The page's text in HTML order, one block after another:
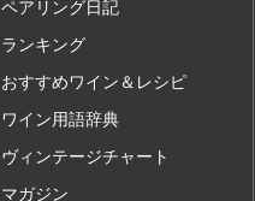
ペアリング日記
ランキング
おすすめワイン＆レシピ
ワイン用語辞典
ヴィンテージチャート
マガジン